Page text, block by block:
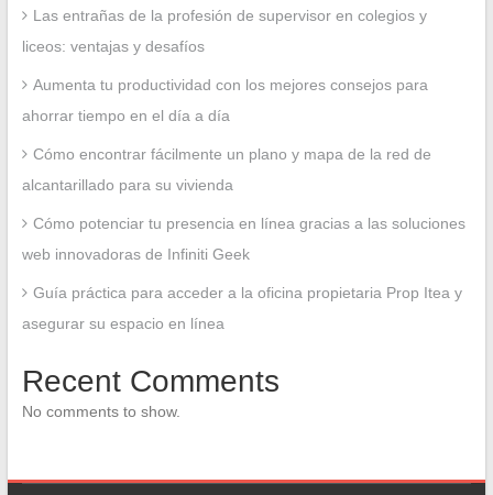
Las entrañas de la profesión de supervisor en colegios y
liceos: ventajas y desafíos
Aumenta tu productividad con los mejores consejos para
ahorrar tiempo en el día a día
Cómo encontrar fácilmente un plano y mapa de la red de
alcantarillado para su vivienda
Cómo potenciar tu presencia en línea gracias a las soluciones
web innovadoras de Infiniti Geek
Guía práctica para acceder a la oficina propietaria Prop Itea y
asegurar su espacio en línea
Recent Comments
No comments to show.